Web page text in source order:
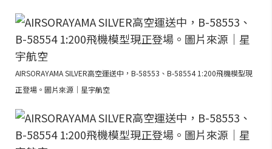
AIRSORAYAMA SILVER高空運送中，B-58553、B-58554 1:200飛機模型現
正登場。圖片來源｜星宇航空